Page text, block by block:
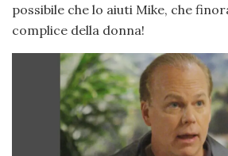
possibile che lo aiuti Mike, che
complice della donna!